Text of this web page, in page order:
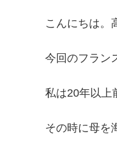
こんにちは。
今回のフラン
私は20年以上
その時に母を